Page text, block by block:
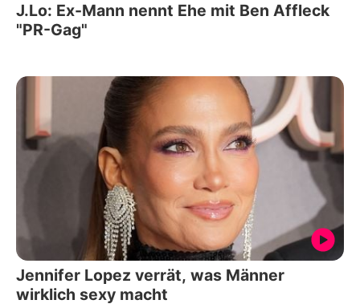
J.Lo: Ex-Mann nennt Ehe mit Ben Affleck
"PR-Gag"
Jennifer Lopez verrät, was Männer
wirklich sexy macht